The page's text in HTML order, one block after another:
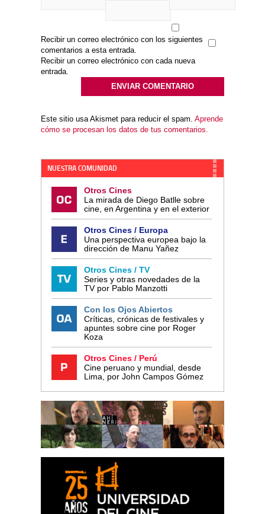
Recibir un correo electrónico con los siguientes
comentarios a esta entrada.
Recibir un correo electrónico con cada nueva
entrada.
Este sitio usa Akismet para reducir el spam. Aprende
cómo se procesan los datos de tus comentarios.
NUESTRA COMUNIDAD
Otros Cines
La mirada de Diego Batlle sobre
cine, en Argentina y en el exterior
Otros Cines / Europa
Una perspectiva europea bajo la
dirección de Manu Yañez
Otros Cines / TV
Series y otras novedades de la
TV por Pablo Manzotti
Con los Ojos Abiertos
Críticas, crónicas de festivales y
apuntes sobre cine por Roger
Koza
Otros Cines / Perú
Cine peruano y mundial, desde
Lima, por John Campos Gómez